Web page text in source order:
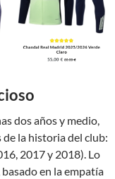
dos años y medio,
de la historia del club:
2017 y 2018). Lo
en la empatía